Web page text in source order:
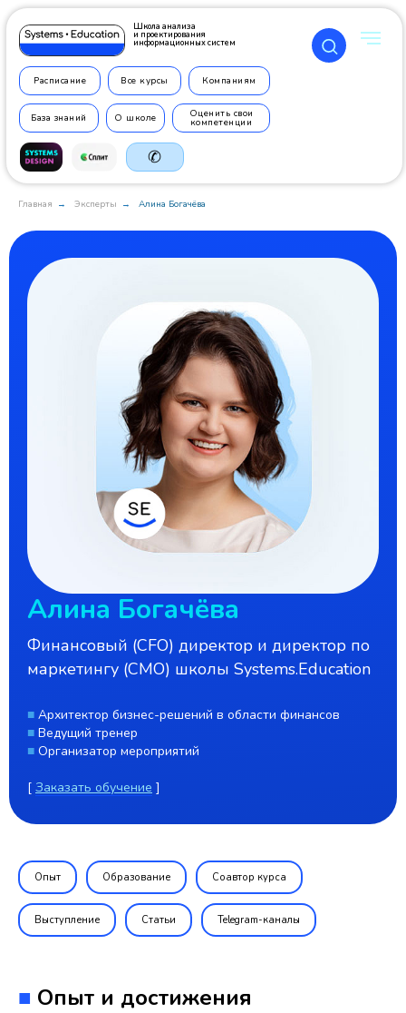
Школа анализа
и проектирования
информационных систем
Расписание Все курсы Компаниям
Оценить свои
компетенции
База знаний О школе
✆
Главная → Эксперты → Алина Богачёва
Алина Богачёва
Финансовый (CFO) директор и директор по
маркетингу (CMO) школы Systems.Education
■ Архитектор бизнес-решений в области финансов
■ Ведущий тренер
■ Организатор мероприятий
[ Заказать обучение ]
Опыт Образование Соавтор курса
Выступление Статьи Telegram-каналы
■ Опыт и достижения